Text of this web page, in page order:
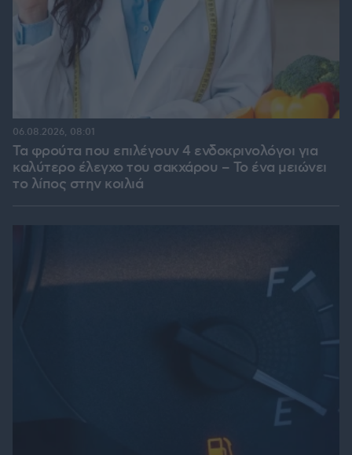
Τα φρούτα που επιλέγουν 4 ενδοκρινολόγοι για
καλύτερο έλεγχο του σακχάρου – Το ένα μειώνει
το λίπος στην κοιλιά
06.08.2026, 08:01